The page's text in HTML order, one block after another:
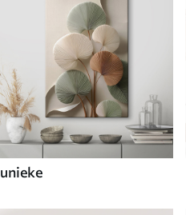
unieke